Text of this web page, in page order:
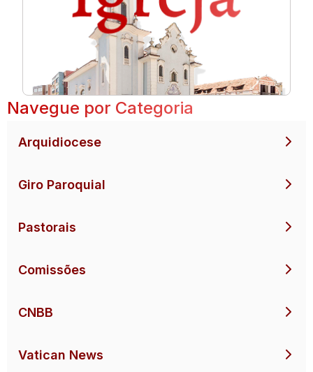
Navegue por Categoria
Arquidiocese
Giro Paroquial
Pastorais
Comissões
CNBB
Vatican News